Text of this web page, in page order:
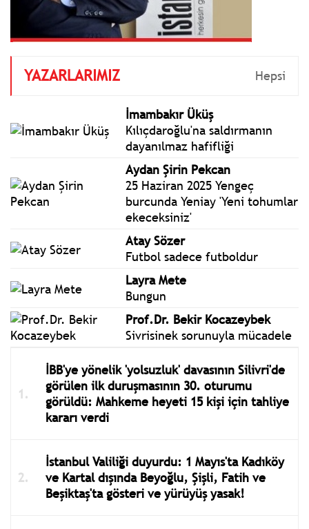
YAZARLARIMIZ Hepsi
İmambakır Üküş
Kılıçdaroğlu'na saldırmanın
dayanılmaz hafifliği
Aydan Şirin Pekcan
25 Haziran 2025 Yengeç
burcunda Yeniay 'Yeni tohumlar
ekeceksiniz'
Atay Sözer
Futbol sadece futboldur
Layra Mete
Bungun
Prof.Dr. Bekir Kocazeybek
Sivrisinek sorunuyla mücadele
İBB'ye yönelik 'yolsuzluk' davasının Silivri'de
görülen ilk duruşmasının 30. oturumu
görüldü: Mahkeme heyeti 15 kişi için tahliye
kararı verdi
İstanbul Valiliği duyurdu: 1 Mayıs'ta Kadıköy
ve Kartal dışında Beyoğlu, Şişli, Fatih ve
Beşiktaş'ta gösteri ve yürüyüş yasak!